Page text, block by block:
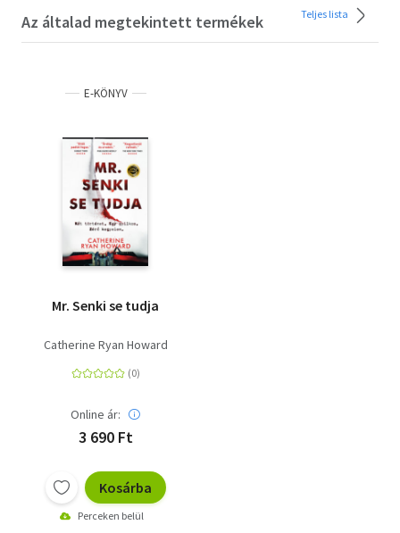
Az általad megtekintett termékek Teljes lista
E-KÖNYV
Mr. Senki se tudja
Catherine Ryan Howard
Online ár:
3 690 Ft
Kosárba
Perceken belül